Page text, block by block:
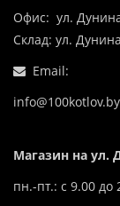
Офис: ул.
Склад: ул.
Email:
info@100kotlov.by
Магазин на ул.
пн.-пт.: с 9.00 до